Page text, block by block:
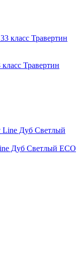
Травертин
Дуб Светлый ЕСО